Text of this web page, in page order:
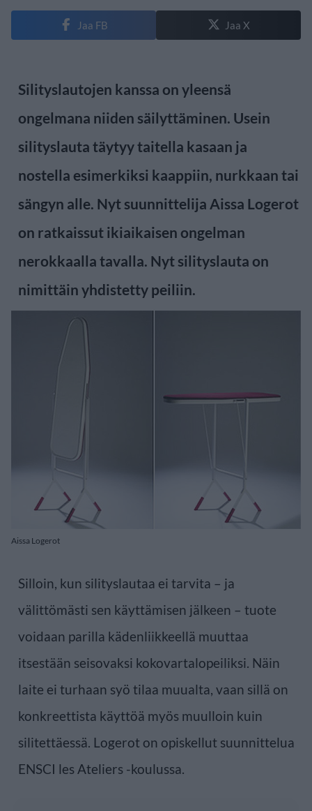
Jaa FB Jaa X
Silityslautojen kanssa on yleensä
ongelmana niiden säilyttäminen. Usein
silityslauta täytyy taitella kasaan ja
nostella esimerkiksi kaappiin, nurkkaan tai
sängyn alle. Nyt suunnittelija Aissa Logerot
on ratkaissut ikiaikaisen ongelman
nerokkaalla tavalla. Nyt silityslauta on
nimittäin yhdistetty peiliin.
Aissa Logerot
Silloin, kun silityslautaa ei tarvita – ja
välittömästi sen käyttämisen jälkeen – tuote
voidaan parilla kädenliikkeellä muuttaa
itsestään seisovaksi kokovartalopeiliksi. Näin
laite ei turhaan syö tilaa muualta, vaan sillä on
konkreettista käyttöä myös muulloin kuin
silitettäessä. Logerot on opiskellut suunnittelua
ENSCI les Ateliers -koulussa.